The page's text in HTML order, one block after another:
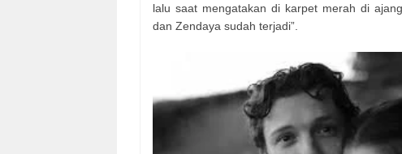
lalu saat mengatakan di karpet merah di
dan Zendaya sudah terjadi”.